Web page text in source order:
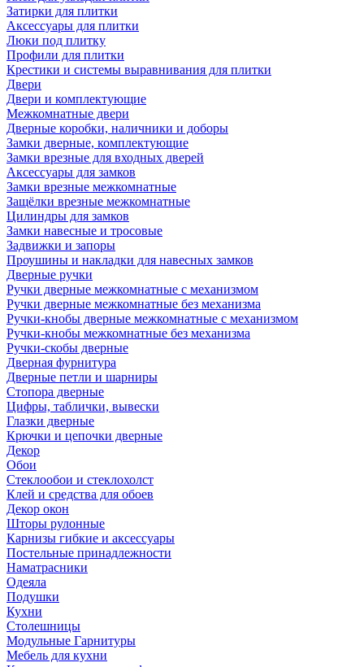
Затирки для плитки
Аксессуары для плитки
Люки под плитку
Профили для плитки
Крестики и системы выравнивания для плитки
Двери
Двери и комплектующие
Межкомнатные двери
Дверные коробки, наличники и доборы
Замки дверные, комплектующие
Замки врезные для входных дверей
Аксессуары для замков
Замки врезные межкомнатные
Защёлки врезные межкомнатные
Цилиндры для замков
Замки навесные и тросовые
Задвижки и запоры
Проушины и накладки для навесных замков
Дверные ручки
Ручки дверные межкомнатные с механизмом
Ручки дверные межкомнатные без механизма
Ручки-кнобы дверные межкомнатные с механизмом
Ручки-кнобы межкомнатные без механизма
Ручки-скобы дверные
Дверная фурнитура
Дверные петли и шарниры
Стопора дверные
Цифры, таблички, вывески
Глазки дверные
Крючки и цепочки дверные
Декор
Обои
Стеклообои и стеклохолст
Клей и средства для обоев
Декор окон
Шторы рулонные
Карнизы гибкие и аксессуары
Постельные принадлежности
Наматрасники
Одеяла
Подушки
Кухни
Столешницы
Модульные Гарнитуры
Мебель для кухни